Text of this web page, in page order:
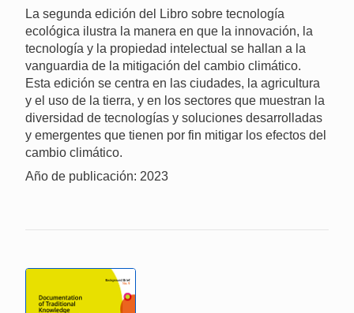
La segunda edición del Libro sobre tecnología
ecológica ilustra la manera en que la innovación, la
tecnología y la propiedad intelectual se hallan a la
vanguardia de la mitigación del cambio climático.
Esta edición se centra en las ciudades, la agricultura
y el uso de la tierra, y en los sectores que muestran la
diversidad de tecnologías y soluciones desarrolladas
y emergentes que tienen por fin mitigar los efectos del
cambio climático.
Año de publicación: 2023